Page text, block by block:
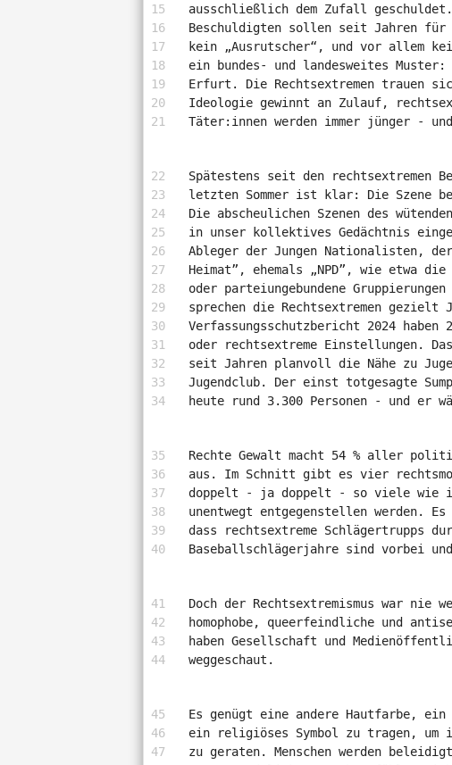
ausschließlich dem Zufall
Beschuldigten sollen seit Jahren
kein „Ausrutscher“, und vor allem
ein bundes- und landesweites
Erfurt. Die Rechtsextremen trauen
Ideologie gewinnt an Zulauf,
Täter:innen werden immer jünger -
Spätestens seit den rechtsextremen
letzten Sommer ist klar: Die Szene
Die abscheulichen Szenen des
in unser kollektives Gedächtnis
Ableger der Jungen Nationalisten,
Heimat”, ehemals „NPD”, wie etwa
oder parteiungebundene
sprechen die Rechtsextremen gezielt
Verfassungsschutzbericht 2024
oder rechtsextreme Einstellungen.
seit Jahren planvoll die Nähe zu
Jugendclub. Der einst totgesagte
heute rund 3.300 Personen - und er
Rechte Gewalt macht 54 % aller
aus. Im Schnitt gibt es vier
doppelt - ja doppelt - so viele wie
unentwegt entgegenstellen werden.
dass rechtsextreme Schlägertrupps
Baseballschlägerjahre sind vorbei
Doch der Rechtsextremismus war nie
homophobe, queerfeindliche und
haben Gesellschaft und
weggeschaut.
Es genügt eine andere Hautfarbe,
ein religiöses Symbol zu tragen, um
zu geraten. Menschen werden